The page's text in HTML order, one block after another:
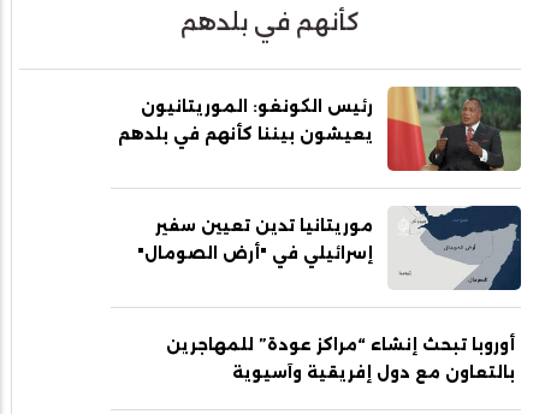
كأنهم في بلدهم
رئيس الكونغو: الموريتانيون
يعيشون بيننا كأنهم في بلدهم
موريتانيا تدين تعيين سفير
إسرائيلي في "أرض الصومال"
أوروبا تبحث إنشاء “مراكز عودة” للمهاجرين
بالتعاون مع دول إفريقية وآسيوية